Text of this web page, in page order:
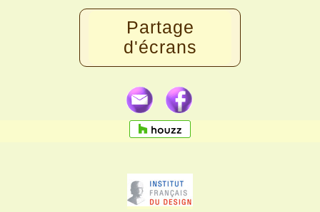
Partage
d'écrans